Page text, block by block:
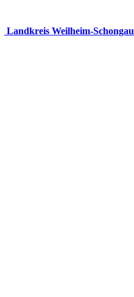
Landkreis Weilheim-Schongau